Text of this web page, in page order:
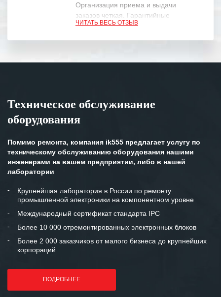
Организация приема и выдачи
заказов четкая. Гарантийные
обязательства выполняются в
Особенно хочется отметить высокую
клиентоориентированность
готовность помочь в самых сложных
Мы высоко ценим сложившиеся
и доверительные партнерские
отношения и искренне желаем
«Инженерной компании «555» долгих
лет успеха и процветания.
ЧИТАТЬ ВЕСЬ ОТЗЫВ
Техническое обслуживание
оборудования
Помимо ремонта, компания ik555 предлагает услугу по
техническому обслуживанию оборудования нашими
инженерами на вашем предприятии, либо в нашей
лаборатории
Крупнейшая лаборатория в России по ремонту
промышленной электроники на компонентном уровне
Международный сертификат стандарта IPC
Более 10 000 отремонтированных электронных блоков
Более 2 000 заказчиков от малого бизнеса до крупнейших
корпораций
ПОДРОБНЕЕ